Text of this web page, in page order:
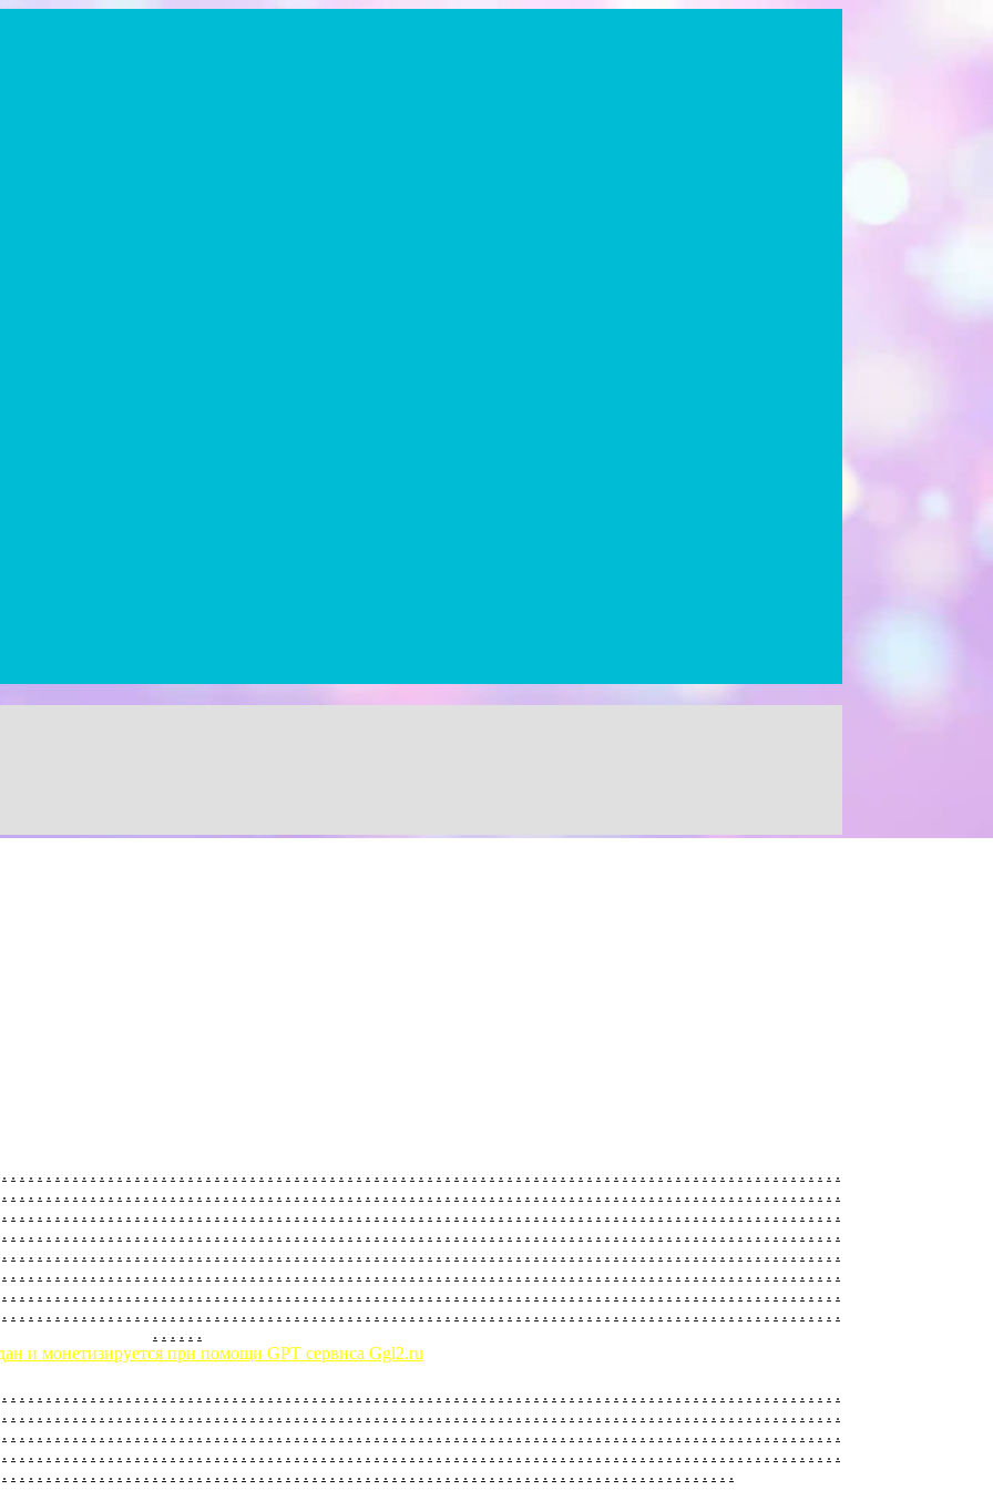
. . . . . . . . . . . . . . . . . . . . . . . . . . . . . . . . . . . . . . . . . . . . . . . . . . . . . . . . . . . . . . . . . . . . . . . . . . . . . . . . . . . . . . . . . . . . . . .
. . . . . . . . . . . . . . . . . . . . . . . . . . . . . . . . . . . . . . . . . . . . . . . . . . . . . . . . . . . . . . . . . . . . . . . . . . . . . . . . . . . . . . . . . . . . . . .
. . . . . . . . . . . . . . . . . . . . . . . . . . . . . . . . . . . . . . . . . . . . . . . . . . . . . . . . . . . . . . . . . . . . . . . . . . . . . . . . . . . . . . . . . . . . . . .
. . . . . . . . . . . . . . . . . . . . . . . . . . . . . . . . . . . . . . . . . . . . . . . . . . . . . . . . . . . . . . . . . . . . . . . . . . . . . . . . . . . . . . . . . . . . . . .
. . . . . . . . . . . . . . . . . . . . . . . . . . . . . . . . . . . . . . . . . . . . . . . . . . . . . . . . . . . . . . . . . . . . . . . . . . . . . . . . . . . . . . . . . . . . . . .
. . . . . . . . . . . . . . . . . . . . . . . . . . . . . . . . . . . . . . . . . . . . . . . . . . . . . . . . . . . . . . . . . . . . . . . . . . . . . . . . . . . . . . . . . . . . . . .
. . . . . . . . . . . . . . . . . . . . . . . . . . . . . . . . . . . . . . . . . . . . . . . . . . . . . . . . . . . . . . . . . . . . . . . . . . . . . . . . . . . . . . . . . . . . . . .
. . . . . . . . . . . . . . . . . . . . . . . . . . . . . . . . . . . . . . . . . . . . . . . . . . . . . . . . . . . . . . . . . . . . . . . . . . . . . . . . . . . . . . . . . . . . . . .
. . . . . .
и монетизируется при помощи GPT сервиса Ggl2.ru
. . . . . . . . . . . . . . . . . . . . . . . . . . . . . . . . . . . . . . . . . . . . . . . . . . . . . . . . . . . . . . . . . . . . . . . . . . . . . . . . . . . . . . . . . . . . . . .
. . . . . . . . . . . . . . . . . . . . . . . . . . . . . . . . . . . . . . . . . . . . . . . . . . . . . . . . . . . . . . . . . . . . . . . . . . . . . . . . . . . . . . . . . . . . . . .
. . . . . . . . . . . . . . . . . . . . . . . . . . . . . . . . . . . . . . . . . . . . . . . . . . . . . . . . . . . . . . . . . . . . . . . . . . . . . . . . . . . . . . . . . . . . . . .
. . . . . . . . . . . . . . . . . . . . . . . . . . . . . . . . . . . . . . . . . . . . . . . . . . . . . . . . . . . . . . . . . . . . . . . . . . . . . . . . . . . . . . . . . . . . . . .
. . . . . . . . . . . . . . . . . . . . . . . . . . . . . . . . . . . . . . . . . . . . . . . . . . . . . . . . . . . . . . . . . . . . . . . . . . . . . . . . . . .